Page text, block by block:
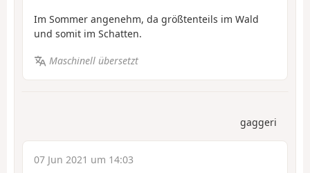
Im Sommer angenehm, da größtenteils im Wald
und somit im Schatten.
Maschinell übersetzt
gaggeri
07 Jun 2021 um 14:03